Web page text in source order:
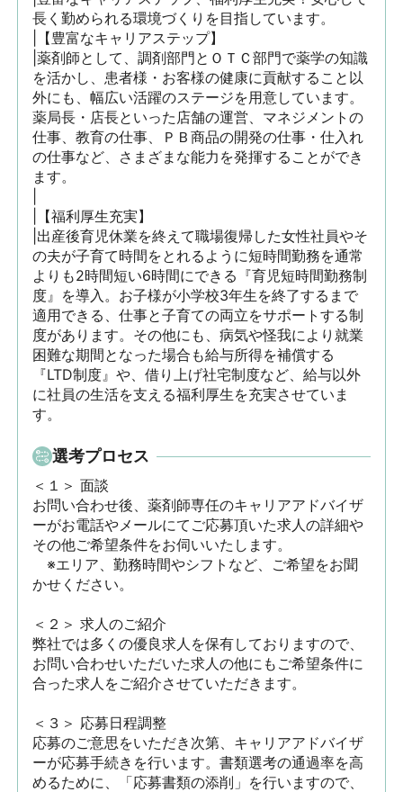
長く勤められる環境づくりを目指しています。
|【豊富なキャリアステップ】
|薬剤師として、調剤部門とＯＴＣ部門で薬学の知識
を活かし、患者様・お客様の健康に貢献すること以
外にも、幅広い活躍のステージを用意しています。
薬局長・店長といった店舗の運営、マネジメントの
仕事、教育の仕事、ＰＢ商品の開発の仕事・仕入れ
の仕事など、さまざまな能力を発揮することができ
ます。
|【福利厚生充実】
|出産後育児休業を終えて職場復帰した女性社員やそ
の夫が子育て時間をとれるように短時間勤務を通常
よりも2時間短い6時間にできる『育児短時間勤務制
度』を導入。お子様が小学校3年生を終了するまで
適用できる、仕事と子育ての両立をサポートする制
度があります。その他にも、病気や怪我により就業
困難な期間となった場合も給与所得を補償する
『LTD制度』や、借り上げ社宅制度など、給与以外
に社員の生活を支える福利厚生を充実させていま
す。
選考プロセス
＜１＞ 面談
お問い合わせ後、薬剤師専任のキャリアアドバイザ
ーがお電話やメールにてご応募頂いた求人の詳細や
その他ご希望条件をお伺いいたします。
※エリア、勤務時間やシフトなど、ご希望をお聞
かせください。
＜２＞ 求人のご紹介
弊社では多くの優良求人を保有しておりますので、
お問い合わせいただいた求人の他にもご希望条件に
合った求人をご紹介させていただきます。
＜３＞ 応募日程調整
応募のご意思をいただき次第、キャリアアドバイザ
ーが応募手続きを行います。書類選考の通過率を高
めるために、「応募書類の添削」を行いますので、